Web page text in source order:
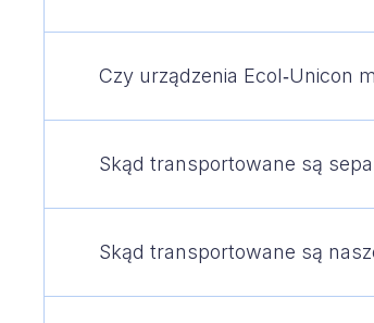
Czy urządzenia Ecol‑Unicon
Skąd transportowane są
Skąd transportowane są